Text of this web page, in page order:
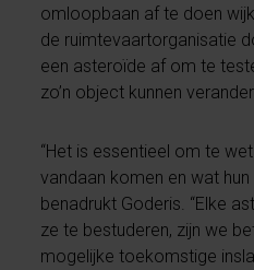
omloopbaan af te doen
de ruimtevaartorganisatie
een asteroïde af om te
zo’n object kunnen
“Het is essentieel om te
vandaan komen en wat hun
benadrukt Goderis. “Elke
ze te bestuderen, zijn we
mogelijke toekomstige